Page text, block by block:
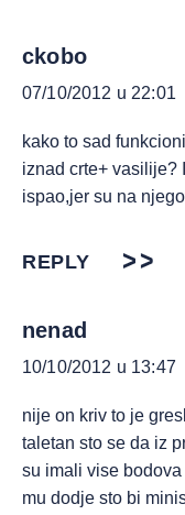
ckobo
07/10/2012 u 22:01
kako to sad
iznad crte+ vasilije?
ispao,jer su na
REPLY
nenad
10/10/2012 u 13:47
nije on kriv to je
taletan sto se da iz
su imali vise
mu dodje sto bi